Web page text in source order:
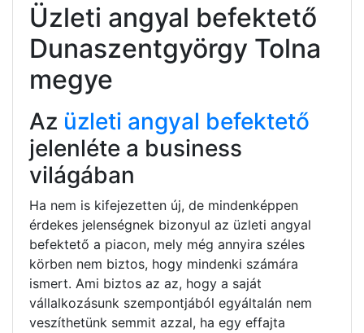
Üzleti angyal befektető
Dunaszentgyörgy Tolna
megye
Az üzleti angyal befektető
jelenléte a business
világában
Ha nem is kifejezetten új, de mindenképpen
érdekes jelenségnek bizonyul az üzleti angyal
befektető a piacon, mely még annyira széles
körben nem biztos, hogy mindenki számára
ismert. Ami biztos az az, hogy a saját
vállalkozásunk szempontjából egyáltalán nem
veszíthetünk semmit azzal, ha egy effajta